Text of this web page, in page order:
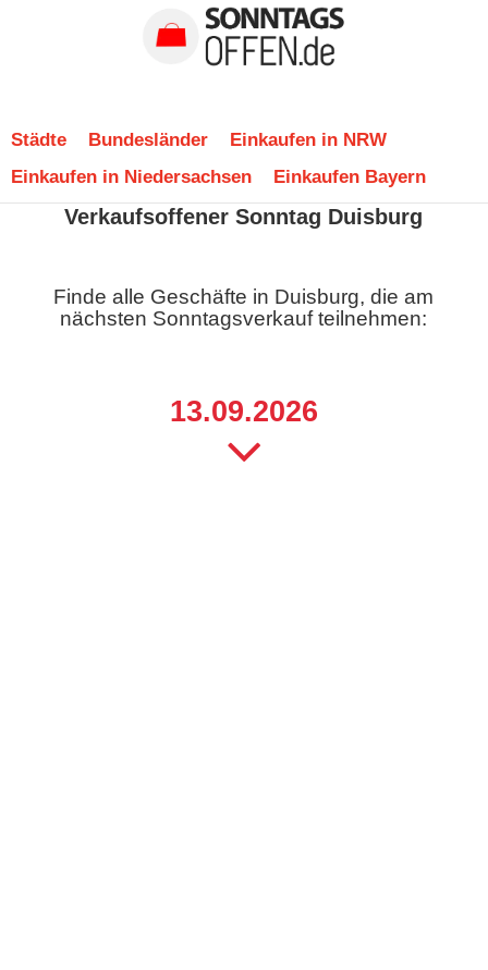
Städte Bundesländer
Einkaufen in NRW
Einkaufen in Niedersachsen
Einkaufen Bayern
Verkaufsoffener Sonntag Duisburg
Finde alle Geschäfte in Duisburg, die am
nächsten Sonntagsverkauf teilnehmen:
13.09.2026